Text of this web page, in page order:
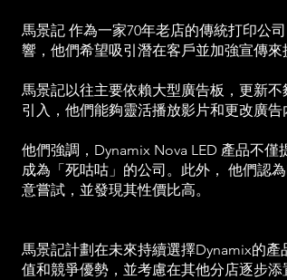
馬景記​ 作為一家70年老店的傳統打印公
響，他們希望吸引潛在客戶並加強宣傳來
馬景記以往主要依賴大型廣告板，更新
引入，他們能夠靈活播放影片和更改廣告
他們強調，Dynamix Nova LED 產品不
成為「死咕咕」的公司。此外， 他們認
意嘗試，並發現其性價比高。
馬景記計劃在未來持續選擇Dynamix的
值和競爭優勢，並考慮在其他分店逐步